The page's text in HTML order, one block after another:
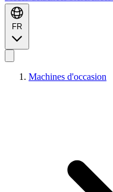
FR
Machines d'occasion